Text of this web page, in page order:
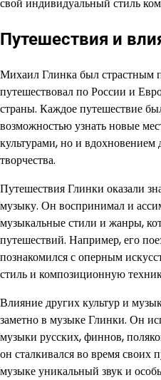
Путешествия и
Михаил Глинка был страстным
путешествовал по России и
страны. Каждое путешествие
возможностью узнать новые
культурами, но и вдохновением
творчества.
Путешествия Глинки оказали
музыку. Он воспринимал и
музыкальные стили и жанры,
путешествий. Например, его
познакомился с оперным
стиль и композиционную
Влияние других культур и
заметно в музыке Глинки. Он
музыки русских, финнов,
он сталкивался во время своих
музыке уникальный звук и